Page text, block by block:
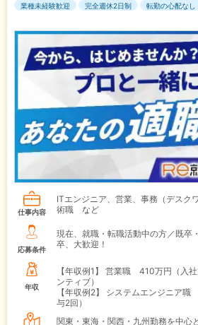
業種未経験歓迎
完全週休2日制 転勤の心配なし
仕事内容
ITエンジニア、営業、事務（デスク
術職 など
応募条件
現在、就職・転職活動中の方／既卒
卒、大歓迎！
年収
【年収例1】
営業職 410万円（入
ンティブ）
【年収例2】
システムエンジニア
与2回）
関東・東海・関西・九州勤務を中心